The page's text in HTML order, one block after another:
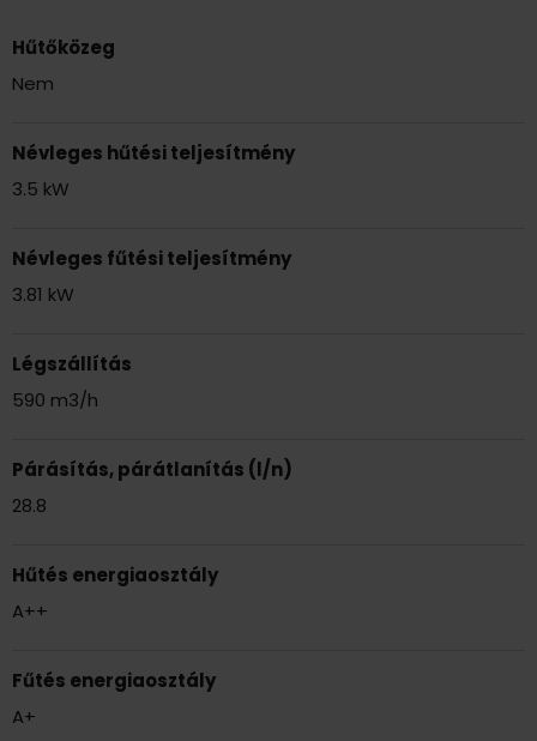
Hűtőközeg
Nem
Névleges hűtési teljesítmény
3.5 kW
Névleges fűtési teljesítmény
3.81 kW
Légszállítás
590 m3/h
Párásítás, párátlanítás (l/n)
28.8
Hűtés energiaosztály
A++
Fűtés energiaosztály
A+